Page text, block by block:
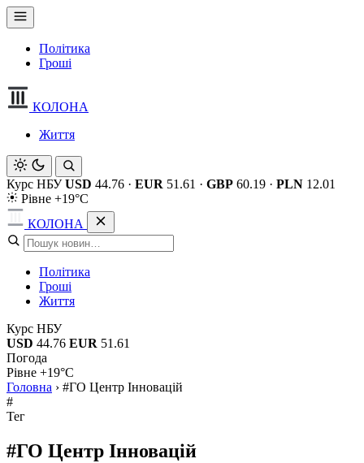
Політика
Гроші
КОЛОНА
Життя
Курс НБУ USD 44.76 · EUR 51.61 · GBP 60.19 · PLN 12.01
Рівне +19°C
КОЛОНА
Політика
Гроші
Життя
Курс НБУ
USD 44.76 EUR 51.61
Погода
Рівне +19°C
Головна › #ГО Центр Інновацій
#
Тег
#ГО Центр Інновацій